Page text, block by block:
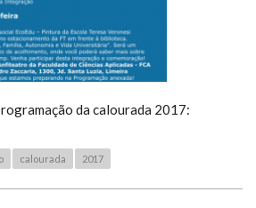
da calourada 2017:
calourada 2017